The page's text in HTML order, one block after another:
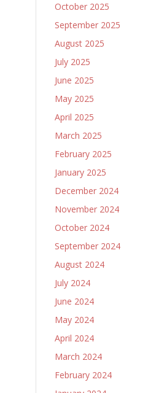
October 2025
September 2025
August 2025
July 2025
June 2025
May 2025
April 2025
March 2025
February 2025
January 2025
December 2024
November 2024
October 2024
September 2024
August 2024
July 2024
June 2024
May 2024
April 2024
March 2024
February 2024